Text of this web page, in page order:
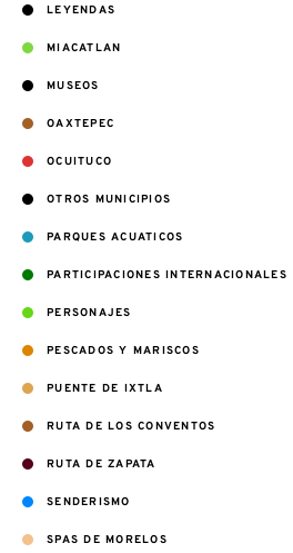
LEYENDAS
MIACATLAN
MUSEOS
OAXTEPEC
OCUITUCO
OTROS MUNICIPIOS
PARQUES ACUATICOS
PARTICIPACIONES INTERNACIONALES
PERSONAJES
PESCADOS Y MARISCOS
PUENTE DE IXTLA
RUTA DE LOS CONVENTOS
RUTA DE ZAPATA
SENDERISMO
SPAS DE MORELOS